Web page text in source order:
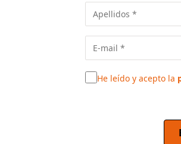
Económica de la AMB, Héctor
reflexiones sobre los principales retos a
He leído y acepto la